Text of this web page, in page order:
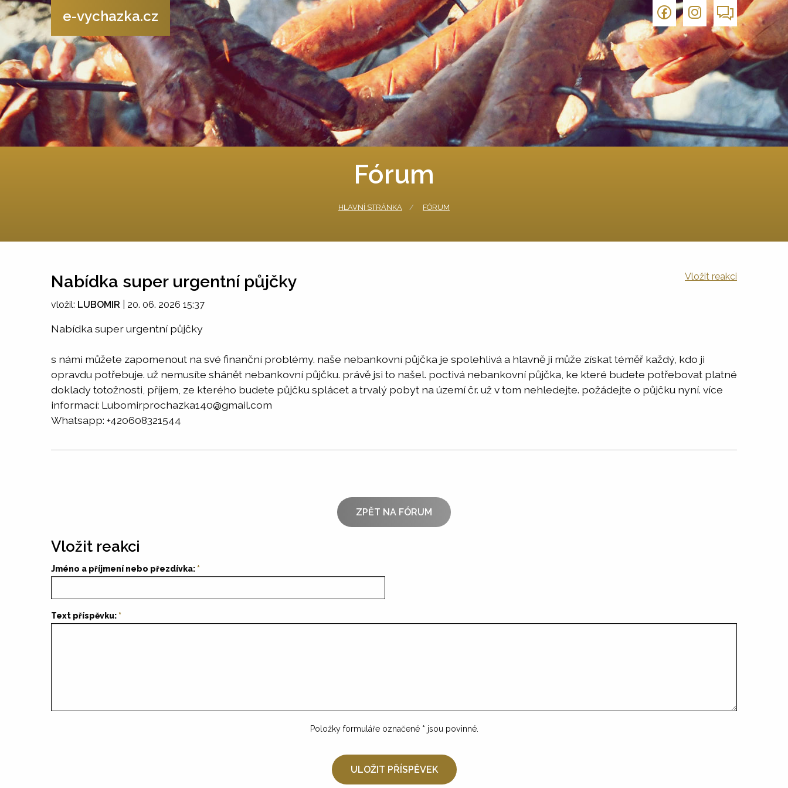
e-vychazka.cz
Fórum
HLAVNÍ STRÁNKA FÓRUM
Nabídka super urgentní půjčky Vložit reakci
vložil: LUBOMIR 20. 06. 2026 15:37
Nabídka super urgentní půjčky
s námi můžete zapomenout na své finanční problémy. naše nebankovní půjčka je spolehlivá a hlavně ji může získat téměř každý, kdo ji
opravdu potřebuje. už nemusíte shánět nebankovní půjčku. právě jsi to našel. poctivá nebankovní půjčka, ke které budete potřebovat platné
doklady totožnosti, příjem, ze kterého budete půjčku splácet a trvalý pobyt na území čr. už v tom nehledejte. požádejte o půjčku nyní. více
informací: Lubomirprochazka140@gmail.com
Whatsapp: +420608321544
ZPĚT NA FÓRUM
Vložit reakci
Jméno a příjmení nebo přezdívka:
Text příspěvku:
Položky formuláře označené * jsou povinné.